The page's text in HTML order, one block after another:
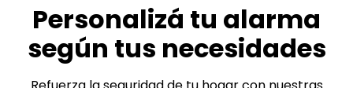
Personalizá tu alarma
según tus necesidades